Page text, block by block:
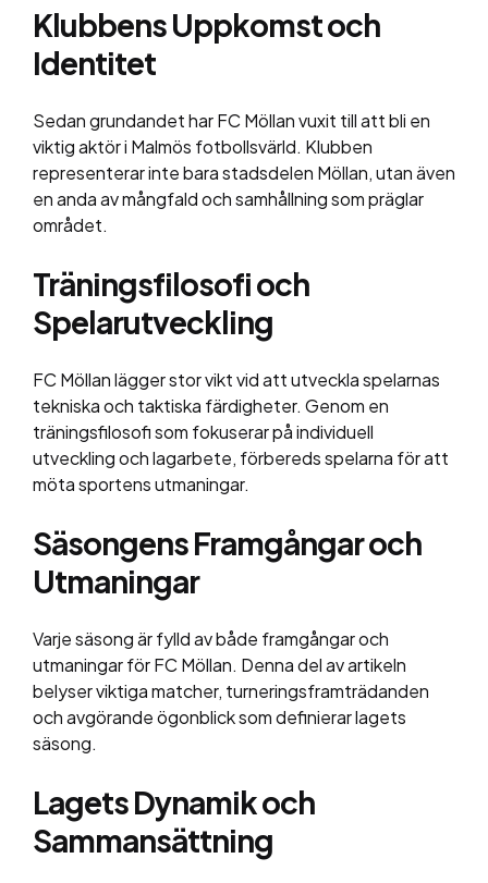
Klubbens Uppkomst och
Identitet
Sedan grundandet har FC Möllan vuxit till att bli en
viktig aktör i Malmös fotbollsvärld. Klubben
representerar inte bara stadsdelen Möllan, utan även
en anda av mångfald och samhållning som präglar
området.
Träningsfilosofi och
Spelarutveckling
FC Möllan lägger stor vikt vid att utveckla spelarnas
tekniska och taktiska färdigheter. Genom en
träningsfilosofi som fokuserar på individuell
utveckling och lagarbete, förbereds spelarna för att
möta sportens utmaningar.
Säsongens Framgångar och
Utmaningar
Varje säsong är fylld av både framgångar och
utmaningar för FC Möllan. Denna del av artikeln
belyser viktiga matcher, turneringsframträdanden
och avgörande ögonblick som definierar lagets
säsong.
Lagets Dynamik och
Sammansättning